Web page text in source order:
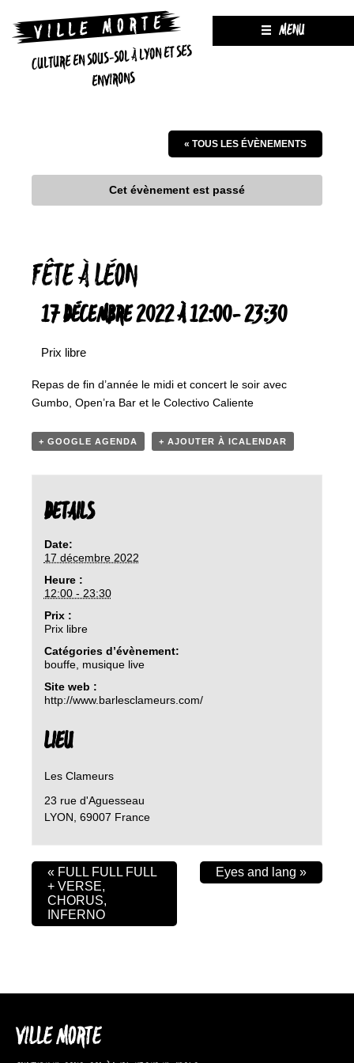
CULTURE EN SOUS-SOL À LYON ET SES
ENVIRONS
MENU
« TOUS LES ÉVÈNEMENTS
Cet évènement est passé
FÊTE À LÉON
17 DÉCEMBRE 2022 À 12:00-23:30
Prix libre
Repas de fin d’année le midi et concert le soir avec
Gumbo, Open’ra Bar et le Colectivo Caliente
+ GOOGLE AGENDA + AJOUTER À ICALENDAR
DETAILS
Date:
17 décembre 2022
Heure :
12:00 - 23:30
Prix :
Prix libre
Catégories d’évènement:
bouffe, musique live
Site web :
http://www.barlesclameurs.com/
LIEU
Les Clameurs
23 rue d'Aguesseau
LYON 69007 France
« FULL FULL FULL
+ VERSE,
CHORUS,
INFERNO
Eyes and lang »
VILLE MORTE